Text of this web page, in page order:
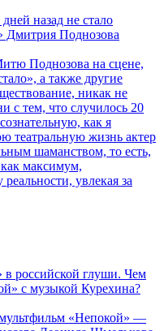
назад не стало
Дмитрия Поднозова
Поднозова на сцене,
а также другие
никак не
с тем, что случилось 20
как я
театральную жизнь актер
шаманством, то есть,
максимум,
увлекая за
российской глуши. Чем
с музыкой Курехина?
«Непокой» —